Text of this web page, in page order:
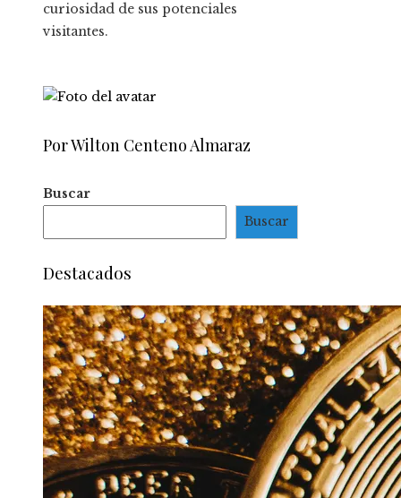
curiosidad de sus potenciales
visitantes.
Por Wilton Centeno Almaraz
Buscar
Buscar
Destacados